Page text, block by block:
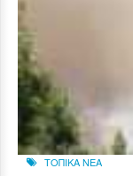
ΤΟΠΙΚΑ ΝΕΑ